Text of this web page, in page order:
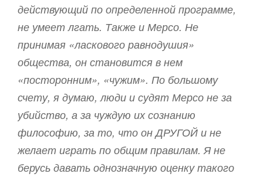
действующий по определенной программе,
не умеет лгать. Также и Мерсо. Не
принимая «ласкового равнодушия»
общества, он становится в нем
«посторонним», «чужим». По большому
счету, я думаю, люди и судят Мерсо не за
убийство, а за чуждую их сознанию
философию, за то, что он ДРУГОЙ и не
желает играть по общим правилам. Я не
берусь давать однозначную оценку такого